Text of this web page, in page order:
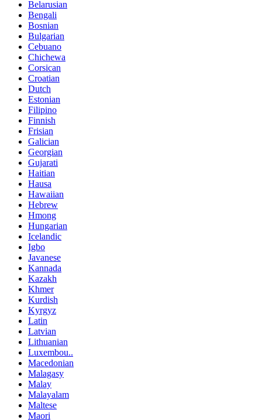
Belarusian
Bengali
Bosnian
Bulgarian
Cebuano
Chichewa
Corsican
Croatian
Dutch
Estonian
Filipino
Finnish
Frisian
Galician
Georgian
Gujarati
Haitian
Hausa
Hawaiian
Hebrew
Hmong
Hungarian
Icelandic
Igbo
Javanese
Kannada
Kazakh
Khmer
Kurdish
Kyrgyz
Latin
Latvian
Lithuanian
Luxembou..
Macedonian
Malagasy
Malay
Malayalam
Maltese
Maori